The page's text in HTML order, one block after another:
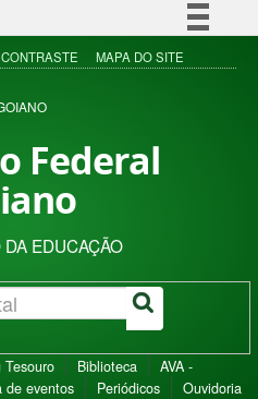
Simplifique!
Acesso à informação
MAPA DO SITE
Federal
EDUCAÇÃO
Tesouro Biblioteca
AVA -
de eventos Periódicos Ouvidoria